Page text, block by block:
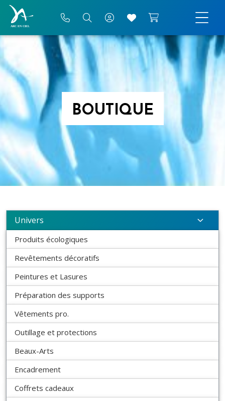
BOUTIQUE
Univers
Produits écologiques
Revêtements décoratifs
Peintures et Lasures
Préparation des supports
Vêtements pro.
Outillage et protections
Beaux-Arts
Encadrement
Coffrets cadeaux